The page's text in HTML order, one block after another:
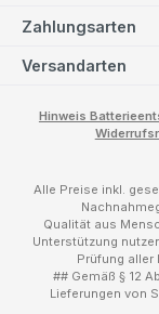
Zahlungsarten
Versandarten
Hinweis
Alle Preise inkl.
Qualität aus
Unterstützung
Prüfung aller
## Gemäß § 12
Lieferungen von